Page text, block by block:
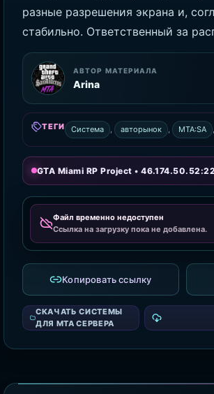
разные разрешения экрана и,
стабильно. Ответственный за
АВТОР МАТЕРИАЛА
Arina
ТЕГИ Система , авторынок , MTA:SA ,
GTA Miami RP Project •
Файл временно недоступен
Ссылка на загрузку пока не добавлена.
Копировать ссылку
СКАЧАТЬ СИСТЕМЫ
ДЛЯ MTA СЕРВЕРА